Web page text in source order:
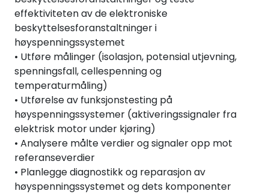
effektiviteten av de elektroniske
beskyttelsesforanstaltninger i
høyspenningssystemet
• Utføre målinger (isolasjon, potensial utjevning,
spenningsfall, cellespenning og
temperaturmåling)
• Utførelse av funksjonstesting på
høyspenningssystemer (aktiveringssignaler fra
elektrisk motor under kjøring)
• Analysere målte verdier og signaler opp mot
referanseverdier
• Planlegge diagnostikk og reparasjon av
høyspenningssystemet og dets komponenter